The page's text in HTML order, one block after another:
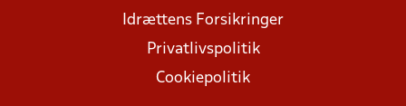
Idrættens Forsikringer
Privatlivspolitik
Cookiepolitik